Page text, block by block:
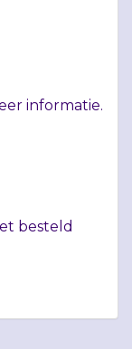
informatie.
besteld